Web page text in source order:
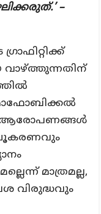
–
വാഴ്ത്തുന്നതിന്
ആരോപണങ്ങൾ
മാത്രമല്ല,
വിരുദ്ധവും